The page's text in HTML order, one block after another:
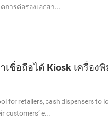
การต่อรองเอกสา...
ชื่อถือได้ Kiosk เครื่อง
for retailers, cash dispensers
customers’ e...